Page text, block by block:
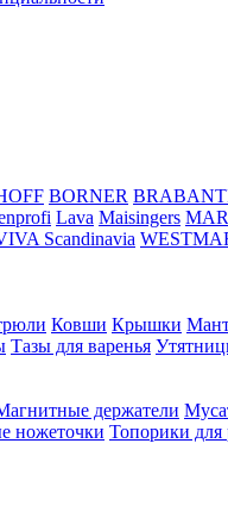
BORNER
Lava Maisingers
Scandinavia
Ковши Крышки
Тазы для варенья
держатели
ножеточки Топорики для